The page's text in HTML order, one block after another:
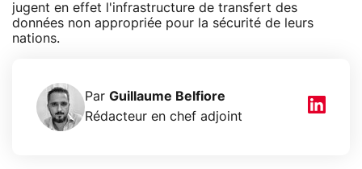
jugent en effet l'infrastructure de transfert des
données non appropriée pour la sécurité de leurs
nations.
Par Guillaume Belfiore
Rédacteur en chef adjoint